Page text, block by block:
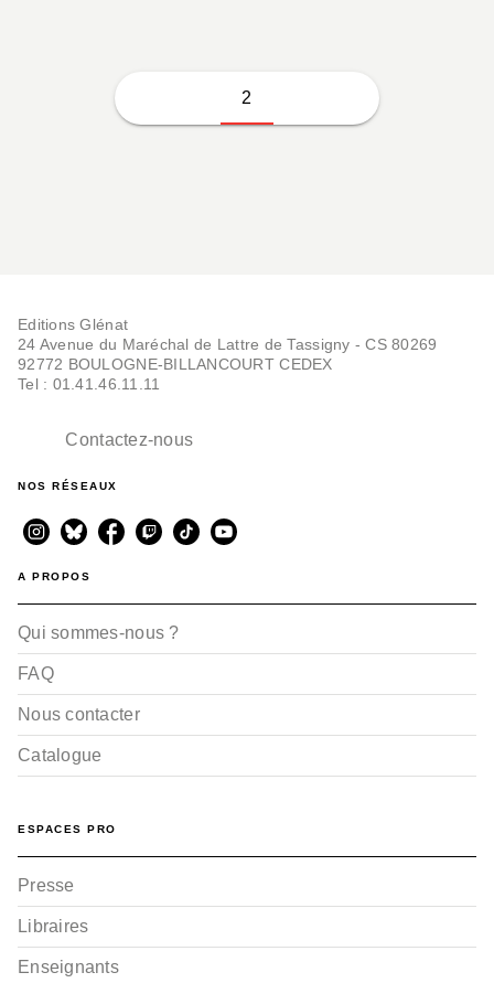
2
Editions Glénat
24 Avenue du Maréchal de Lattre de Tassigny - CS 80269
92772 BOULOGNE-BILLANCOURT CEDEX
Tel : 01.41.46.11.11
Contactez-nous
NOS RÉSEAUX
A PROPOS
Qui sommes-nous ?
FAQ
Nous contacter
Catalogue
ESPACES PRO
Presse
Libraires
Enseignants